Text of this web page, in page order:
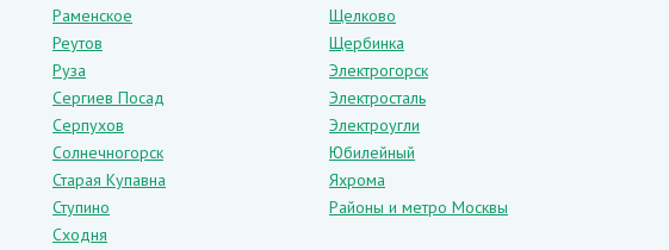
Раменское
Реутов
Руза
Сергиев Посад
Серпухов
Солнечногорск
Старая Купавна
Ступино
Сходня
Щелково
Щербинка
Электрогорск
Электросталь
Электроугли
Юбилейный
Яхрома
Районы и метро Москвы